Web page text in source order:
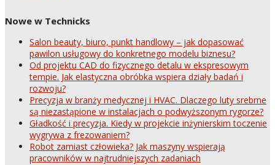
Nowe w Technicks
Salon beauty, biuro, punkt handlowy – jak dopasować
pawilon usługowy do konkretnego modelu biznesu?
Od projektu CAD do fizycznego detalu w ekspresowym
tempie. Jak elastyczna obróbka wspiera działy badań i
rozwoju?
Precyzja w branży medycznej i HVAC. Dlaczego luty srebrne
są niezastąpione w instalacjach o podwyższonym rygorze?
Gładkość i precyzja. Kiedy w projekcie inżynierskim toczenie
wygrywa z frezowaniem?
Robot zamiast człowieka? Jak maszyny wspierają
pracowników w najtrudniejszych zadaniach